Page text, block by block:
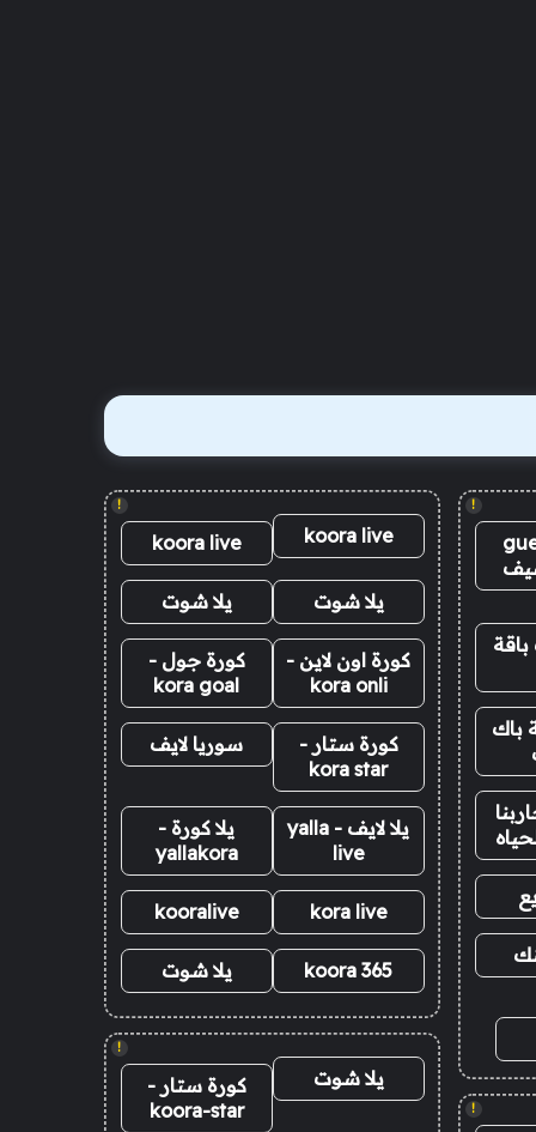
!
باك
!
!
koora live
koora live
يلا شوت يلا شوت
كورة اون لاين -
kora onli
كورة جول -
kora goal
كورة ستار -
kora star
سوريا لايف
يلا لايف - yalla
live
يلا كورة -
yallakora
kora live
kooralive
koora 365 يلا شوت
!
يلا شوت
كورة ستار -
koora-star